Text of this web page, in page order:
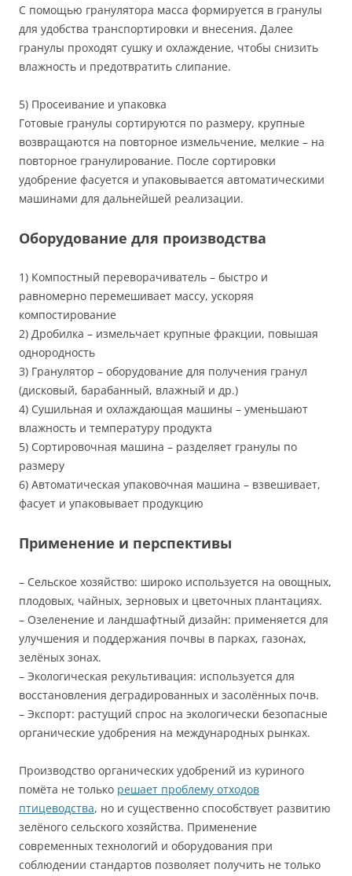
С помощью гранулятора масса формируется в гранулы
для удобства транспортировки и внесения. Далее
гранулы проходят сушку и охлаждение, чтобы снизить
влажность и предотвратить слипание.
5) Просеивание и упаковка
Готовые гранулы сортируются по размеру, крупные
возвращаются на повторное измельчение, мелкие – на
повторное гранулирование. После сортировки
удобрение фасуется и упаковывается автоматическими
машинами для дальнейшей реализации.
Оборудование для производства
1) Компостный переворачиватель – быстро и
равномерно перемешивает массу, ускоряя
компостирование
2) Дробилка – измельчает крупные фракции, повышая
однородность
3) Гранулятор – оборудование для получения гранул
(дисковый, барабанный, влажный и др.)
4) Сушильная и охлаждающая машины – уменьшают
влажность и температуру продукта
5) Сортировочная машина – разделяет гранулы по
размеру
6) Автоматическая упаковочная машина – взвешивает,
фасует и упаковывает продукцию
Применение и перспективы
– Сельское хозяйство: широко используется на овощных,
плодовых, чайных, зерновых и цветочных плантациях.
– Озеленение и ландшафтный дизайн: применяется для
улучшения и поддержания почвы в парках, газонах,
зелёных зонах.
– Экологическая рекультивация: используется для
восстановления деградированных и засолённых почв.
– Экспорт: растущий спрос на экологически безопасные
органические удобрения на международных рынках.
Производство органических удобрений из куриного
помёта не только решает проблему отходов
птицеводства, но и существенно способствует развитию
зелёного сельского хозяйства. Применение
современных технологий и оборудования при
соблюдении стандартов позволяет получить не только